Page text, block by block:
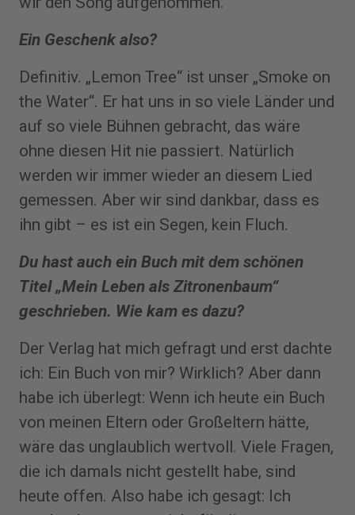
Ein Geschenk also?
Definitiv. „Lemon Tree“ ist unser „Smoke on
the Water“. Er hat uns in so viele Länder und
auf so viele Bühnen gebracht, das wäre
ohne diesen Hit nie passiert. Natürlich
werden wir immer wieder an diesem Lied
gemessen. Aber wir sind dankbar, dass es
ihn gibt – es ist ein Segen, kein Fluch.
Du hast auch ein Buch mit dem schönen
Titel „Mein Leben als Zitronenbaum“
geschrieben. Wie kam es dazu?
Der Verlag hat mich gefragt und erst dachte
ich: Ein Buch von mir? Wirklich? Aber dann
habe ich überlegt: Wenn ich heute ein Buch
von meinen Eltern oder Großeltern hätte,
wäre das unglaublich wertvoll. Viele Fragen,
die ich damals nicht gestellt habe, sind
heute offen. Also habe ich gesagt: Ich